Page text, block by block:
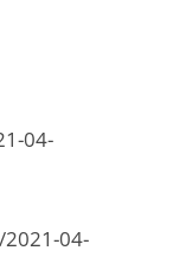
04-
04-